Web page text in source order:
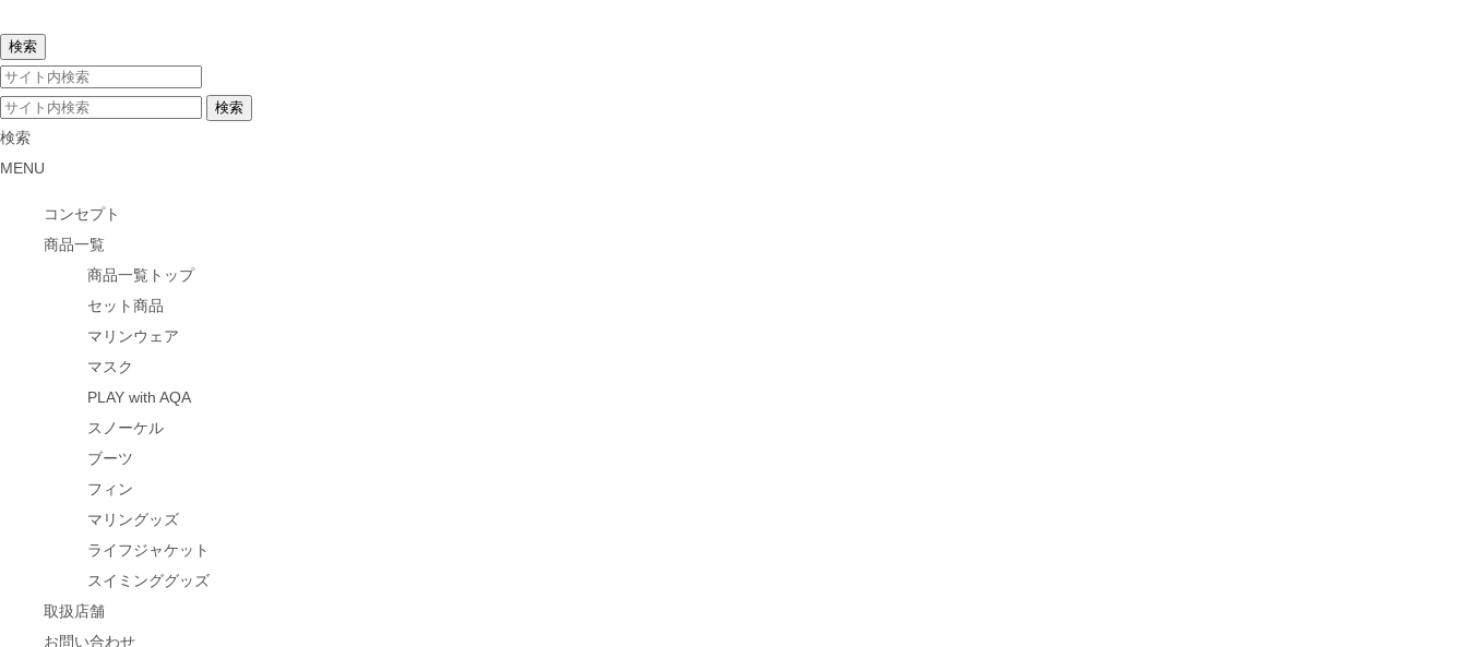
検索
MENU
コンセプト
商品一覧
商品一覧トップ
セット商品
マリンウェア
マスク
PLAY with AQA
スノーケル
ブーツ
フィン
マリングッズ
ライフジャケット
スイミンググッズ
取扱店舗
お問い合わせ